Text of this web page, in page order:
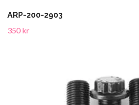
ARP-200-2903
350 kr